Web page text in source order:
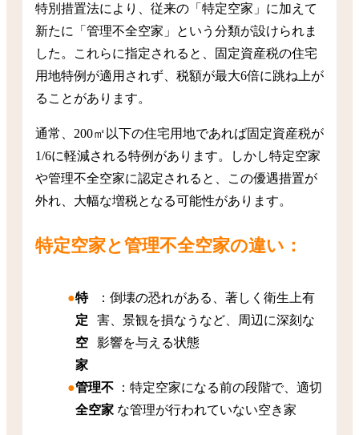
特別措置法により、従来の「特定空家」に加えて
新たに「管理不全空家」という分類が設けられま
した。これらに指定されると、固定資産税の住宅
用地特例が適用されず、税額が最大6倍に跳ね上が
ることがあります。
通常、200㎡以下の住宅用地であれば固定資産税が
1/6に軽減される特例があります。しかし特定空家
や管理不全空家に認定されると、この優遇措置が
外れ、大幅な増税となる可能性があります。
特定空家と管理不全空家の違い：
特
定
空
家
：倒壊の恐れがある、著しく衛生上有
害、景観を損なうなど、周辺に深刻な
影響を与える状態
管理不
全空家
：特定空家になる前の段階で、適切
な管理が行われていない空き家